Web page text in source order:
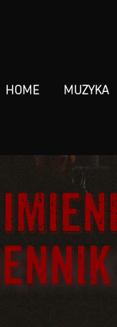
HOME MUZYKA